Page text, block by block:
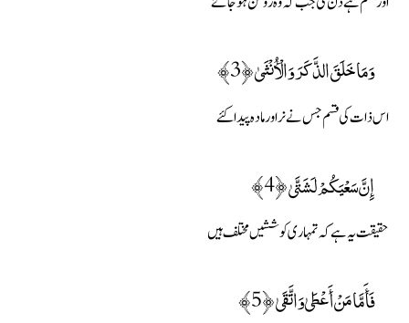
وَمَا خَلَقَ الذَّكَرَ وَالْأُنْثَىٰ ﴿3﴾
اس ذات کی قسم جس نے نر اور مادہ پیدا کئے
إِنَّ سَعْيَكُمْ لَشَتَّىٰ ﴿4﴾
حقیقت یہ ہے کہ تمہاری کوششیں مختلف ہیں
فَأَمَّا مَنْ أَعْطَىٰ وَاتَّقَىٰ ﴿5﴾